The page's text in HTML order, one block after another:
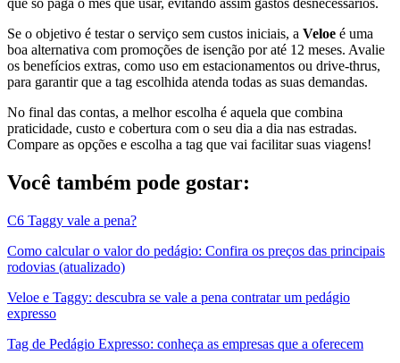
que só paga o mês que usar, evitando assim gastos desnecessários.
Se o objetivo é testar o serviço sem custos iniciais, a Veloe é uma
boa alternativa com promoções de isenção por até 12 meses. Avalie
os benefícios extras, como uso em estacionamentos ou drive-thrus,
para garantir que a tag escolhida atenda todas as suas demandas.
No final das contas, a melhor escolha é aquela que combina
praticidade, custo e cobertura com o seu dia a dia nas estradas.
Compare as opções e escolha a tag que vai facilitar suas viagens!
Você também pode gostar:
C6 Taggy vale a pena?
Como calcular o valor do pedágio: Confira os preços das principais
rodovias (atualizado)
Veloe e Taggy: descubra se vale a pena contratar um pedágio
expresso
Tag de Pedágio Expresso: conheça as empresas que a oferecem